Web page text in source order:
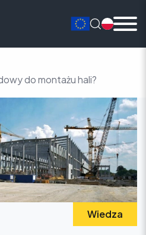
do montażu hali?
Wiedza